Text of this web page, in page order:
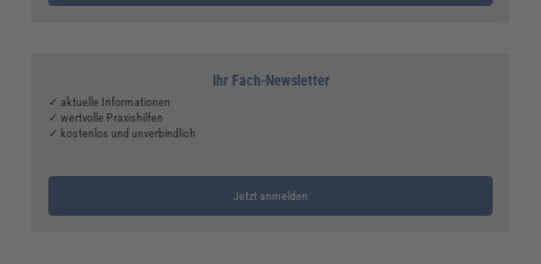
Ihr Fach-Newsletter
✓ aktuelle Informationen
✓ wertvolle Praxishilfen
✓ kostenlos und unverbindlich
Jetzt anmelden